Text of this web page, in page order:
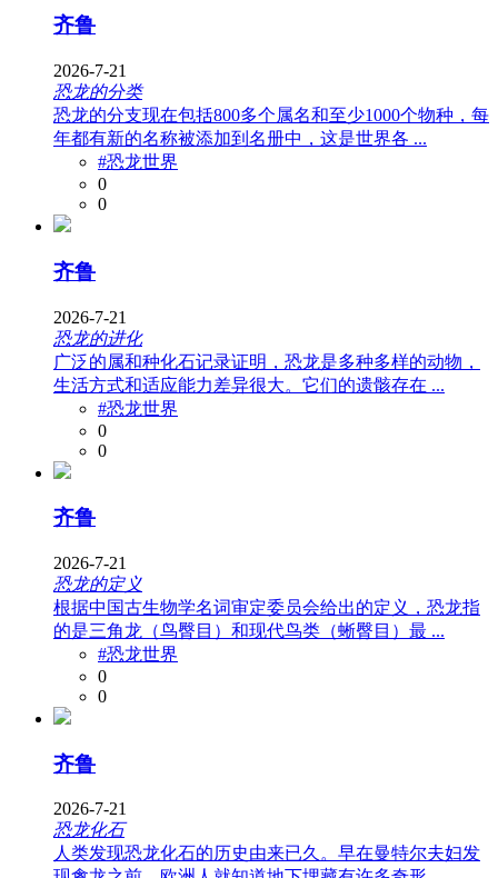
齐鲁
2026-7-21
恐龙的分类
恐龙的分支现在包括800多个属名和至少1000个物种，每
年都有新的名称被添加到名册中，这是世界各 ...
#恐龙世界
0
0
齐鲁
2026-7-21
恐龙的进化
广泛的属和种化石记录证明，恐龙是多种多样的动物，
生活方式和适应能力差异很大。它们的遗骸存在 ...
#恐龙世界
0
0
齐鲁
2026-7-21
恐龙的定义
根据中国古生物学名词审定委员会给出的定义，恐龙指
的是三角龙（鸟臀目）和现代鸟类（蜥臀目）最 ...
#恐龙世界
0
0
齐鲁
2026-7-21
恐龙化石
人类发现恐龙化石的历史由来已久。早在曼特尔夫妇发